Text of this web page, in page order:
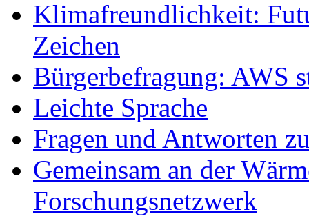
Klimafreundlichkeit:
Zeichen
Bürgerbefragung: AWS
Leichte Sprache
Fragen und Antworten
Gemeinsam an der
Forschungsnetzwerk